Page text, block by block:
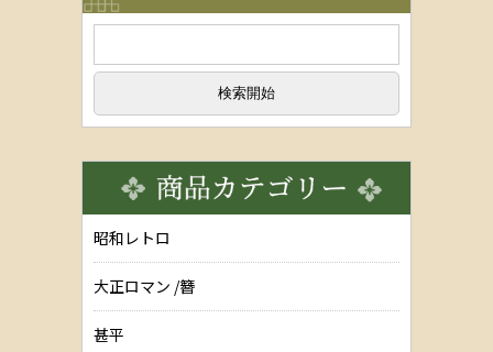
昭和レトロ
大正ロマン /簪
甚平